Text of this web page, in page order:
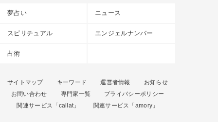
夢占い ニュース
スピリチュアル エンジェルナンバー
占術
サイトマップ キーワード 運営者情報
お知らせ
お問い合わせ
専門家一覧
プライバシーポリシー
関連サービス「callat」
関連サービス「amory」